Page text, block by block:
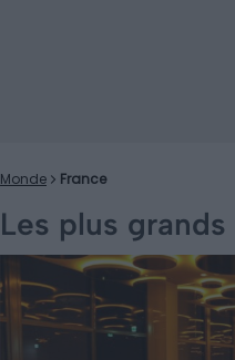
Monde France
Les plus